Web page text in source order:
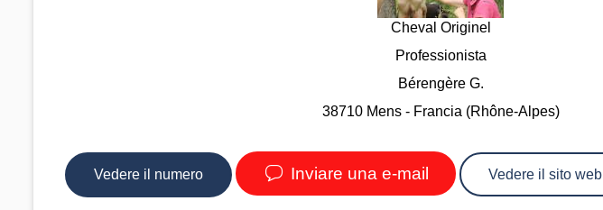
Cheval Originel
Professionista
Bérengère G.
38710 Mens - Francia (Rhône-Alpes)
Vedere il numero Inviare una e-mail Vedere il sito web